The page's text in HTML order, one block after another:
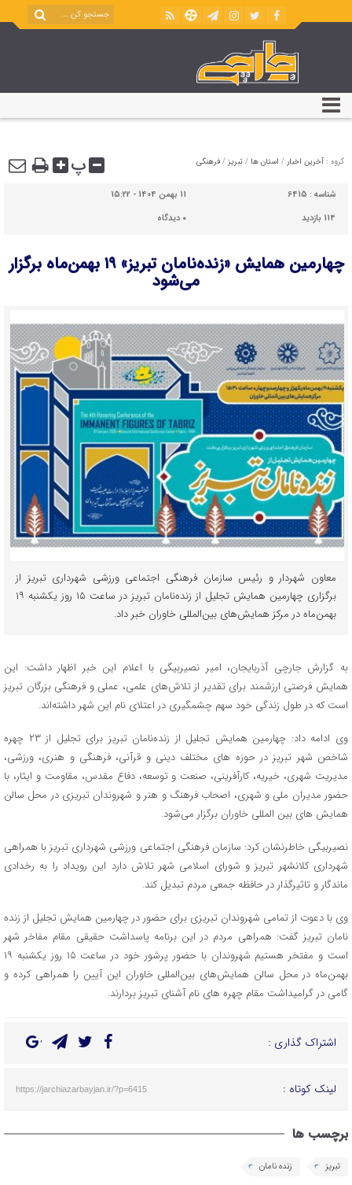
گروه : آخرین اخبار / استان ها / تبریز / فرهنگی پ
شناسه : 6415
11 بهمن 1404 - 15:22
114 بازدید
۰ دیدگاه
چهارمین همایش «زنده‌نامان تبریز» ۱۹ بهمن‌ماه برگزار
می‌شود
معاون شهردار و رئیس سازمان فرهنگی اجتماعی ورزشی شهرداری تبریز از
برگزاری چهارمین همایش تجلیل از زنده‌نامان تبریز در ساعت ۱۵ روز یکشنبه ۱۹
بهمن‌ماه در مرکز همایش‌های بین‌المللی خاوران خبر داد.
به گزارش جارچی آذربایجان، امیر نصیربیگی با اعلام این خبر اظهار داشت: این
همایش فرصتی ارزشمند برای تقدیر از تلاش‌های علمی، عملی و فرهنگی بزرگان تبریز
است که در طول زندگی خود سهم چشمگیری در اعتلای نام این شهر داشته‌اند.
وی ادامه داد: چهارمین همایش تجلیل از زنده‌نامان تبریز برای تجلیل از ۲۳ چهره‌
شاخص شهر تبریز در حوزه های مختلف دینی و قرآنی، فرهنگی و هنری، ورزشی،
مدیریت شهری، خیریه، کارآفرینی، صنعت و توسعه، دفاع مقدس، مقاومت و ایثار، با
حضور مدیران ملی و شهری، اصحاب فرهنگ و هنر و شهروندان تبریزی در محل سالن
همایش های بین المللی خاوران برگزار می‌شود.
نصیربیگی خاطرنشان کرد: سازمان فرهنگی اجتماعی ورزشی شهرداری تبریز با همراهی
شهرداری کلانشهر تبریز و شورای اسلامی شهر تلاش دارد این رویداد را به رخدادی
ماندگار و تاثیرگذار در حافظه جمعی مردم تبدیل کند.
وی با دعوت از تمامی شهروندان تبریزی برای حضور در چهارمین همایش تجلیل از زنده
نامان تبریز گفت: همراهی مردم در این برنامه پاسداشت حقیقی مقام مفاخر شهر
است و مفتخر هستیم شهروندان با حضور پرشور خود در ساعت ۱۵ روز یکشنبه ۱۹
بهمن‌ماه در محل سالن همایش‌های بین‌المللی خاوران این آیین را همراهی کرده و
گامی در گرامیداشت مقام چهره های نام آشنای تبریز بردارند.
اشتراک گذاری :
لینک کوتاه : https://jarchiazarbayjan.ir/?p=6415
برچسب ها
تبریز زنده نامان